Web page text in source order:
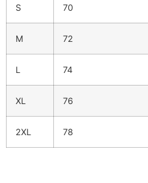
S 70
M 72
L 74
XL 76
2XL 78